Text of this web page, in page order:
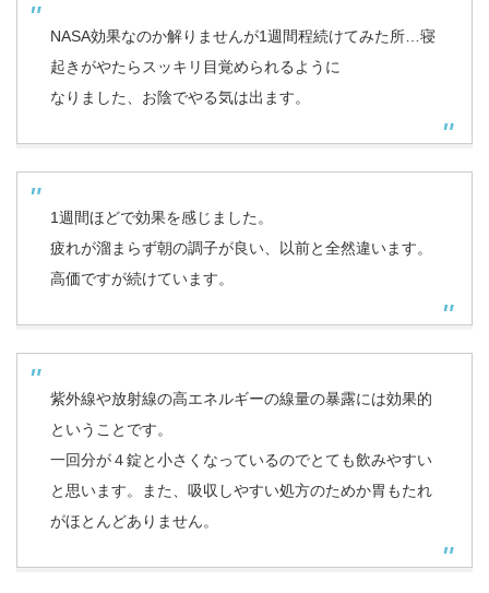
NASA効果なのか解りませんが1週間程続けてみた所…寝
起きがやたらスッキリ目覚められるように
なりました、お陰でやる気は出ます。
1週間ほどで効果を感じました。
疲れが溜まらず朝の調子が良い、以前と全然違います。
高価ですが続けています。
紫外線や放射線の高エネルギーの線量の暴露には効果的
ということです。
一回分が４錠と小さくなっているのでとても飲みやすい
と思います。また、吸収しやすい処方のためか胃もたれ
がほとんどありません。